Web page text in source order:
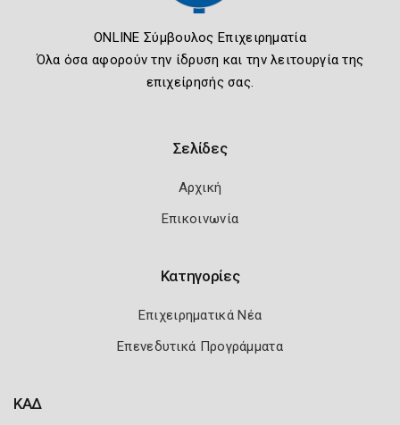
ONLINE Σύμβουλος Επιχειρηματία
Όλα όσα αφορούν την ίδρυση και την λειτουργία της
επιχείρησής σας.
Σελίδες
Αρχική
Επικοινωνία
Κατηγορίες
Επιχειρηματικά Νέα
Επενεδυτικά Προγράμματα
ΚΑΔ